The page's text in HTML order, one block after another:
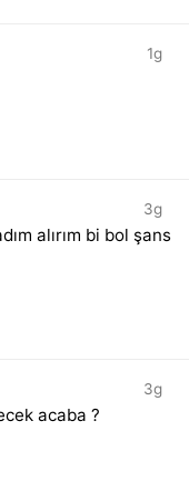
1g
3g
alırım bi bol şans
3g
acaba ?